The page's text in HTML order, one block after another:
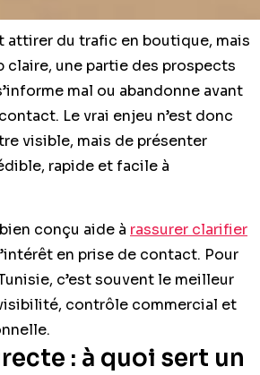
attirer du trafic en boutique, mais
claire, une partie des prospects
mal ou abandonne avant
Le vrai enjeu n’est donc
visible, mais de présenter
rapide et facile à
conçu aide à rassurer clarifier
en prise de contact. Pour
c’est souvent le meilleur
contrôle commercial et
: à quoi sert un